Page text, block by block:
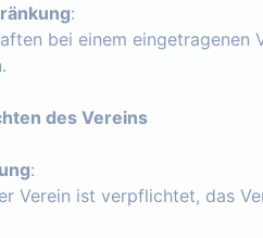
:
bei einem eingetragenen
des Vereins
:
Verein ist verpflichtet, das